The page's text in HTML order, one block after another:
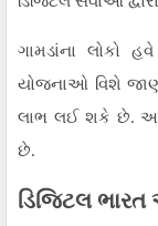
ગામડાંના લોકો
યોજનાઓ વિશે
લાભ લઈ શકે છે.
છે.
ડિજિટલ